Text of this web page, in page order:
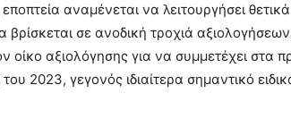
αναμένεται να λειτουργήσει
σε ανοδική τροχιά
οίκο αξιολόγησης για να συμμετέχει στα
2023, γεγονός ιδιαίτερα σημαντικό